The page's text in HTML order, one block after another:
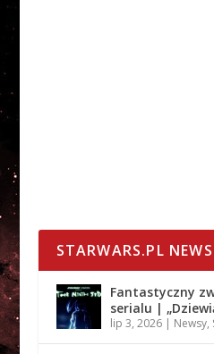
STARWARS.PL NEWS
Fantastyczny
serialu |
lip 3, 2026| Newsy,